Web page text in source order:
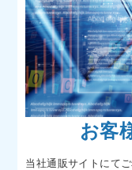
お客
当社通販サイトにて